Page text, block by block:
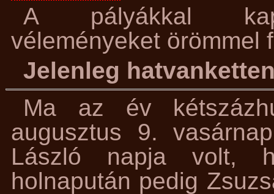
A pályákkal
véleményeket örömmel
Jelenleg
Ma az év
augusztus 9.
László napja volt,
holnapután pedig